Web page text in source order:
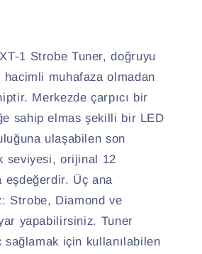
1 Strobe Tuner, doğruyu
muhafaza olmadan
Merkezde çarpıcı bir
sahip elmas şekilli bir LED
ulaşabilen son
seviyesi, orijinal 12
eşdeğerdir. Üç ana
Strobe, Diamond ve
yapabilirsiniz. Tuner
için kullanılabilen